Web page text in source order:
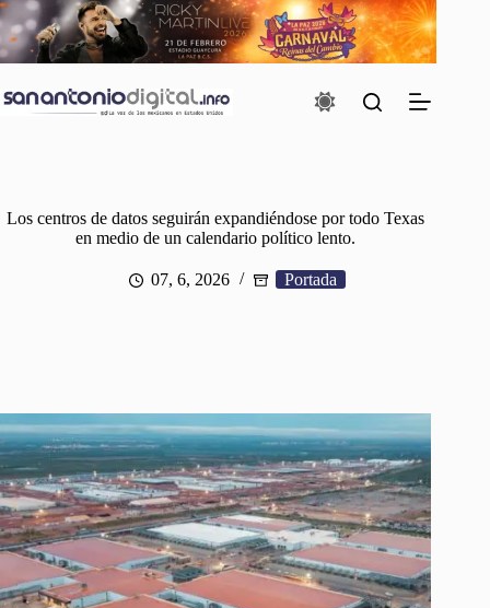
Saltar
al
contenido
Los centros de datos seguirán expandiéndose por todo Texas
en medio de un calendario político lento.
07, 6, 2026 Portada